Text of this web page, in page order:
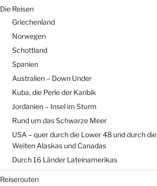
Die Reisen
Griechenland
Norwegen
Schottland
Spanien
Australien – Down Under
Kuba, die Perle der Karibik
Jordanien – Insel im Sturm
Rund um das Schwarze Meer
USA – quer durch die Lower 48 und durch die
Weiten Alaskas und Canadas
Durch 16 Länder Lateinamerikas
Reiserouten